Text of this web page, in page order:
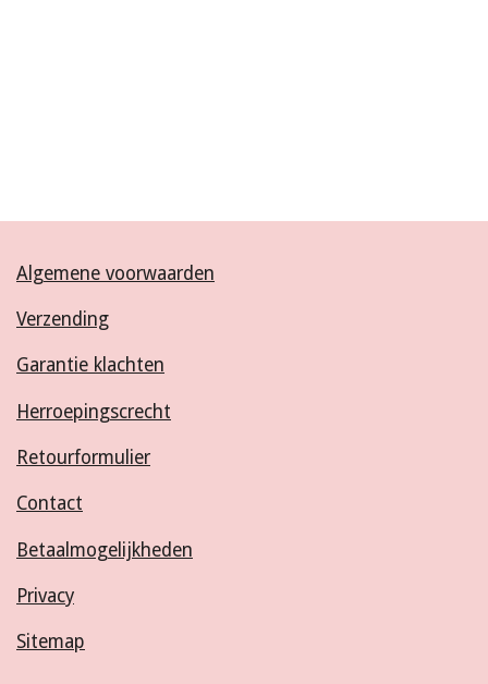
Algemene voorwaarden
Verzending
Garantie klachten
Herroepingscrecht
Retourformulier
Contact
Betaalmogelijkheden
Privacy
Sitemap